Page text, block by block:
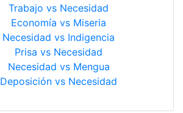
Trabajo vs Necesidad
Economía vs Miseria
Necesidad vs Indigencia
Prisa vs Necesidad
Necesidad vs Mengua
Deposición vs Necesidad